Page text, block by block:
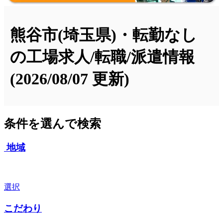
熊谷市(埼玉県)・転勤なし
の工場求人/転職/派遣情報
(2026/08/07 更新)
条件を選んで検索
地域
選択
こだわり